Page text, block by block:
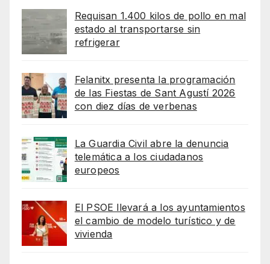
Requisan 1.400 kilos de pollo en mal
estado al transportarse sin
refrigerar
Felanitx presenta la programación
de las Fiestas de Sant Agustí 2026
con diez días de verbenas
La Guardia Civil abre la denuncia
telemática a los ciudadanos
europeos
El PSOE llevará a los ayuntamientos
el cambio de modelo turístico y de
vivienda